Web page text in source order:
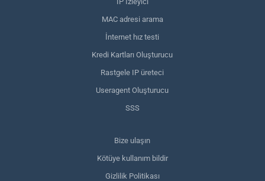
MAC adresi arama
İnternet hız testi
Kredi Kartları Oluşturucu
Rastgele IP üreteci
Useragent Oluşturucu
SSS
Bize ulaşın
Kötüye kullanım bildir
Gizlilik Politikası